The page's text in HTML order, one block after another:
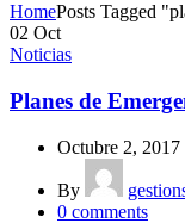
HomePosts Tagged
02 Oct
Noticias
Planes de
Octubre 2, 2017
By
0 comments